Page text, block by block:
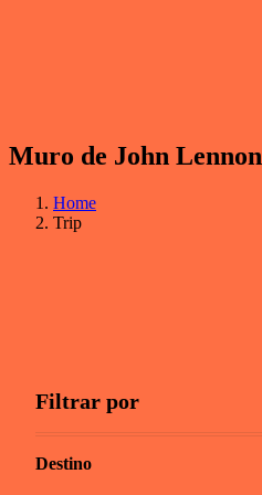
Muro de John Lennon
Home
Trip
Filtrar por
Destino